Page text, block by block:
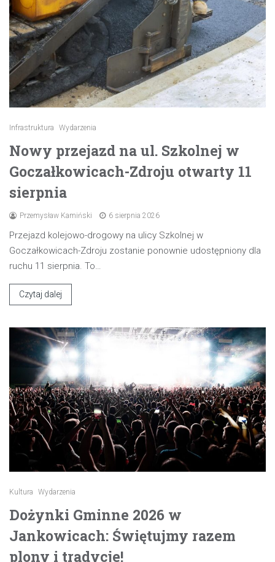
Infrastruktura Wydarzenia
Nowy przejazd na ul. Szkolnej w
Goczałkowicach-Zdroju otwarty 11
sierpnia
Przemysław Kamiński 6 sierpnia 2026
Przejazd kolejowo-drogowy na ulicy Szkolnej w
Goczałkowicach-Zdroju zostanie ponownie udostępniony dla
ruchu 11 sierpnia. To…
Czytaj dalej
Kultura Wydarzenia
Dożynki Gminne 2026 w
Jankowicach: Świętujmy razem
plony i tradycje!